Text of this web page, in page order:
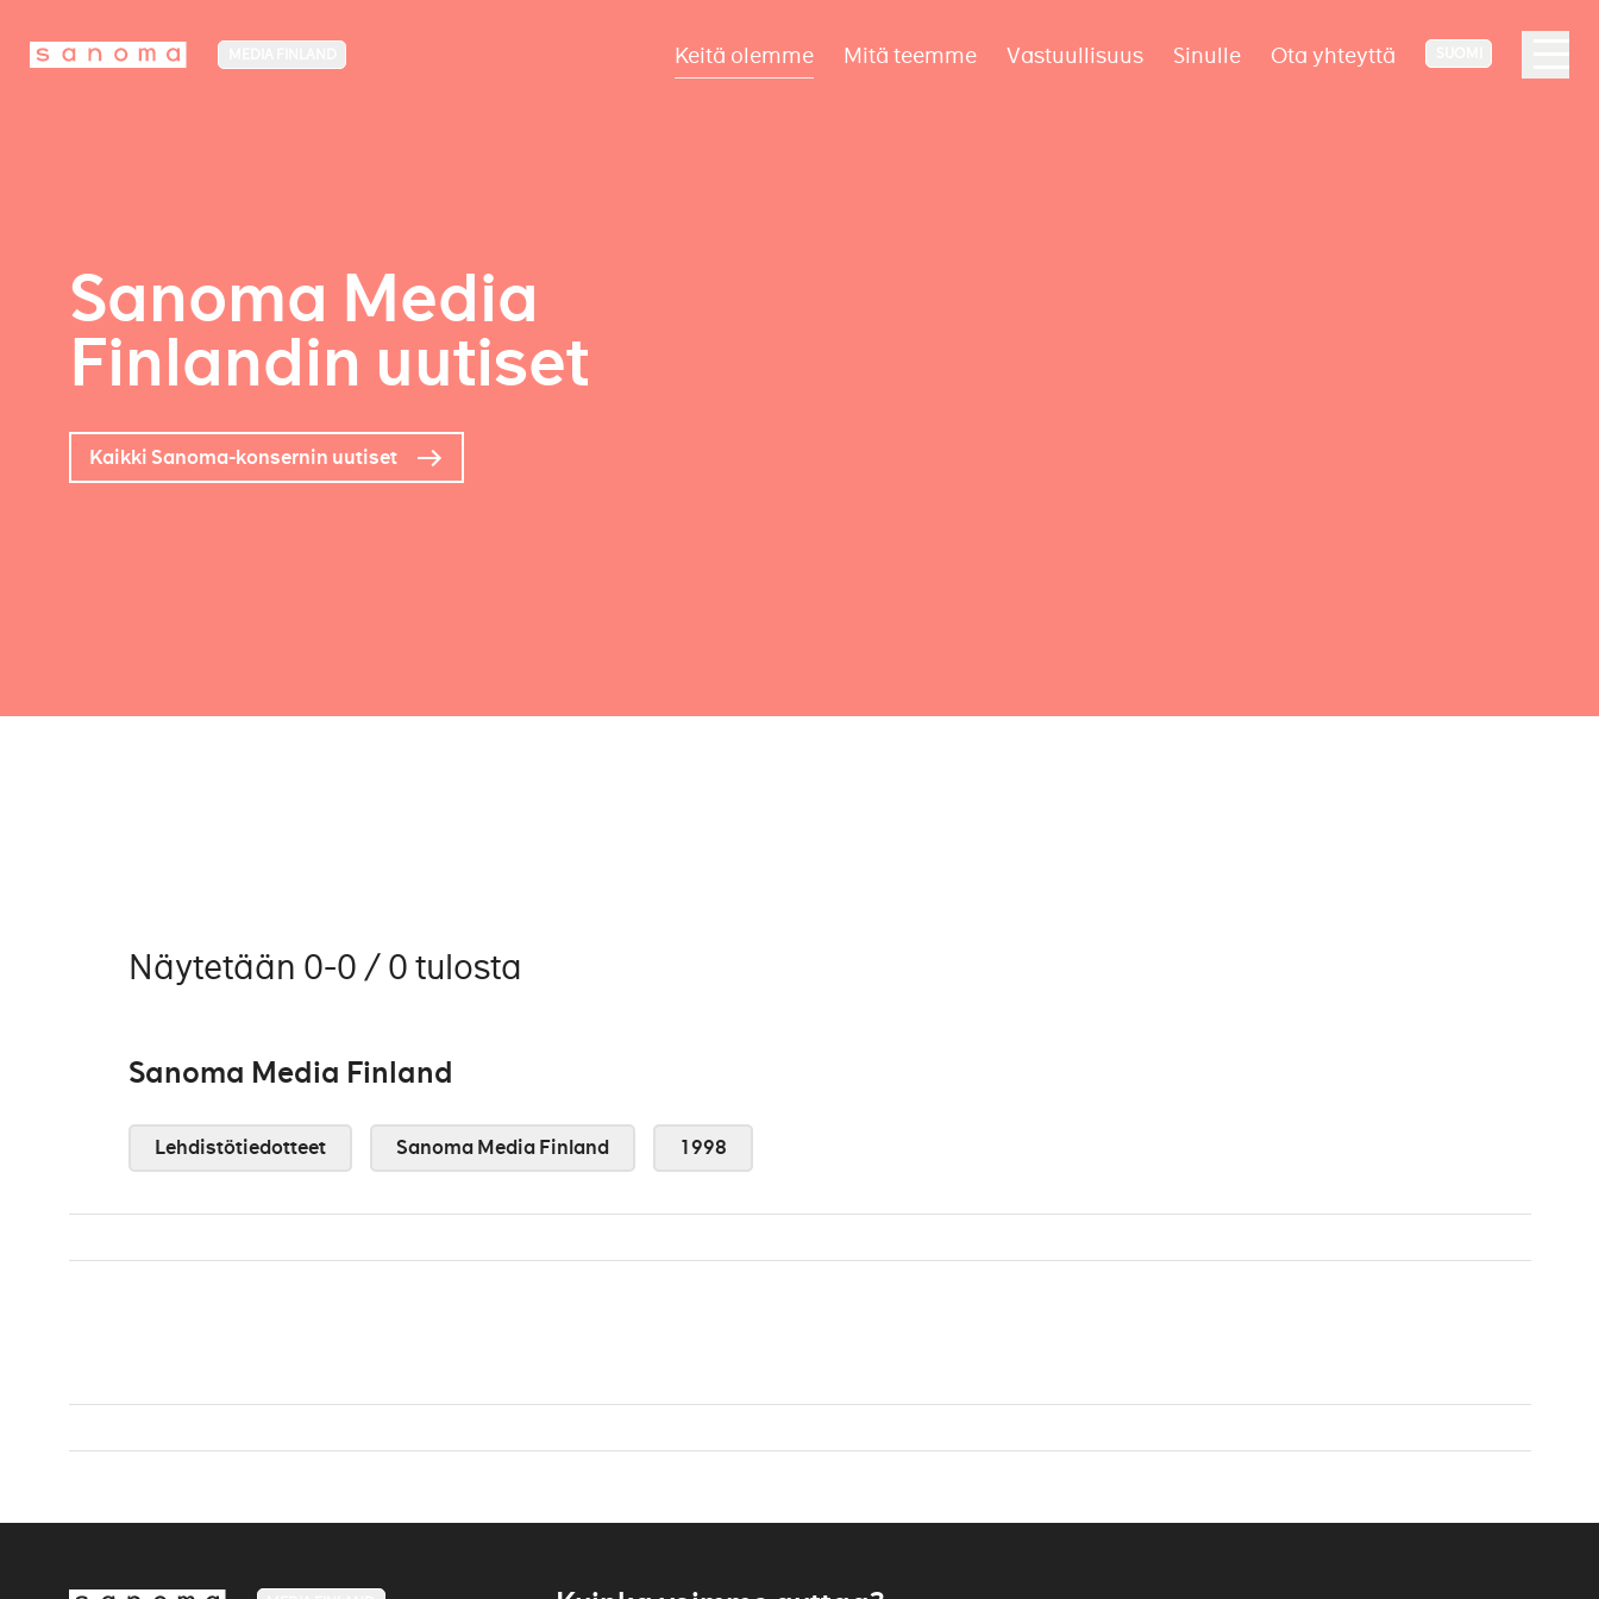
Keitä olemme Mitä teemme Vastuullisuus Sinulle Ota yhteyttä
Sanoma Media
Finlandin uutiset
Kaikki Sanoma-konsernin uutiset
Näytetään 0-0 / 0 tulosta
Sanoma Media Finland
Lehdistötiedotteet Sanoma Media Finland 1998